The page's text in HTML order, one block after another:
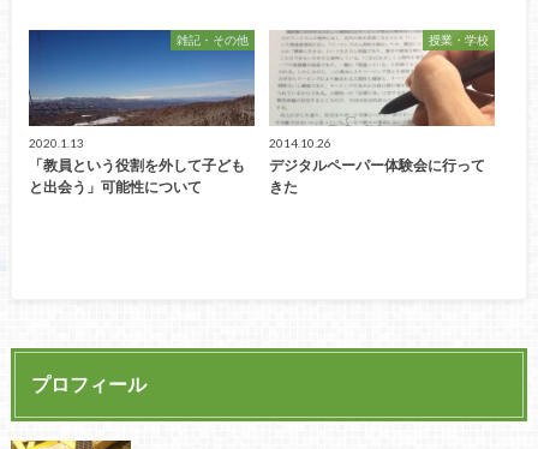
雑記・その他
2020.1.13
「教員という役割を外して子ども
と出会う」可能性について
授業・学校
2014.10.26
デジタルペーパー体験会に行って
きた
プロフィール